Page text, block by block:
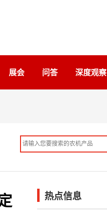
展会 问答 深度观察
热点信息